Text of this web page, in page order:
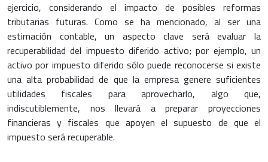
ejercicio, considerando el impacto de posibles reformas
tributarias futuras. Como se ha mencionado, al ser una
estimación contable, un aspecto clave será evaluar la
recuperabilidad del impuesto diferido activo; por ejemplo, un
activo por impuesto diferido sólo puede reconocerse si existe
una alta probabilidad de que la empresa genere suficientes
utilidades fiscales para aprovecharlo, algo que,
indiscutiblemente, nos llevará a preparar proyecciones
financieras y fiscales que apoyen el supuesto de que el
impuesto será recuperable.